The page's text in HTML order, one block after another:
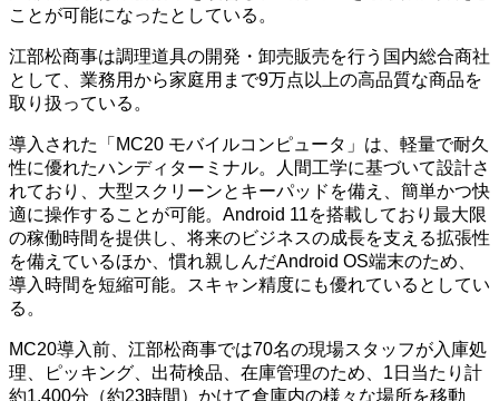
ことが可能になったとしている。
江部松商事は調理道具の開発・卸売販売を行う国内総合商社
として、業務用から家庭用まで9万点以上の高品質な商品を
取り扱っている。
導入された「MC20 モバイルコンピュータ」は、軽量で耐久
性に優れたハンディターミナル。人間工学に基づいて設計さ
れており、大型スクリーンとキーパッドを備え、簡単かつ快
適に操作することが可能。Android 11を搭載しており最大限
の稼働時間を提供し、将来のビジネスの成長を支える拡張性
を備えているほか、慣れ親しんだAndroid OS端末のため、
導入時間を短縮可能。スキャン精度にも優れているとしてい
る。
MC20導入前、江部松商事では70名の現場スタッフが入庫処
理、ピッキング、出荷検品、在庫管理のため、1日当たり計
約1,400分（約23時間）かけて倉庫内の様々な場所を移動